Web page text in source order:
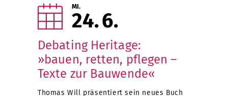
MI.
24 6
Debating Heritage:
»bauen, retten, pflegen –
Texte zur Bauwende«
Thomas Will präsentiert sein neues Buch